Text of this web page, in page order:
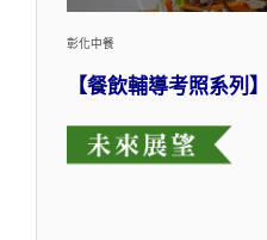
彰化中餐
【餐飲輔導考照系列